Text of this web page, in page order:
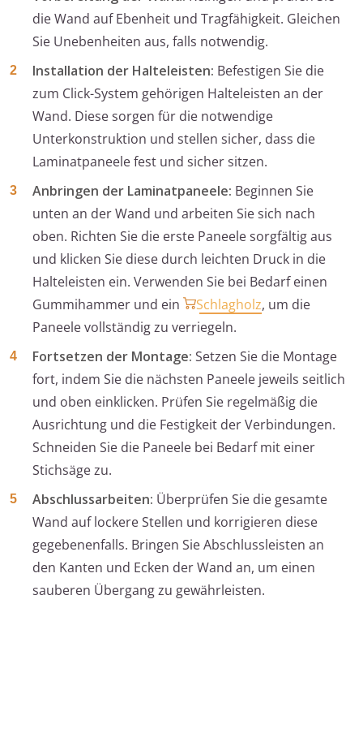
die Wand auf Ebenheit und Tragfähigkeit. Gleichen
Sie Unebenheiten aus, falls notwendig.
Installation der Halteleisten: Befestigen Sie die
zum Click-System gehörigen Halteleisten an der
Wand. Diese sorgen für die notwendige
Unterkonstruktion und stellen sicher, dass die
Laminatpaneele fest und sicher sitzen.
Anbringen der Laminatpaneele: Beginnen Sie
unten an der Wand und arbeiten Sie sich nach
oben. Richten Sie die erste Paneele sorgfältig aus
und klicken Sie diese durch leichten Druck in die
Halteleisten ein. Verwenden Sie bei Bedarf einen
Gummihammer und ein
Schlagholz, um die
Paneele vollständig zu verriegeln.
Fortsetzen der Montage: Setzen Sie die Montage
fort, indem Sie die nächsten Paneele jeweils seitlich
und oben einklicken. Prüfen Sie regelmäßig die
Ausrichtung und die Festigkeit der Verbindungen.
Schneiden Sie die Paneele bei Bedarf mit einer
Stichsäge zu.
Abschlussarbeiten: Überprüfen Sie die gesamte
Wand auf lockere Stellen und korrigieren diese
gegebenenfalls. Bringen Sie Abschlussleisten an
den Kanten und Ecken der Wand an, um einen
sauberen Übergang zu gewährleisten.